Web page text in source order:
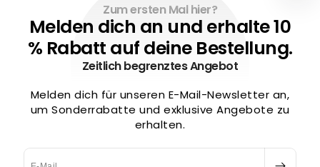
Zum ersten Mal hier?
Melden dich an und erhalte 10
% Rabatt auf deine Bestellung.
Zeitlich begrenztes Angebot
Melden dich für unseren E-Mail-Newsletter an,
um Sonderrabatte und exklusive Angebote zu
erhalten.
E-
Information
Wir sind für dich da!